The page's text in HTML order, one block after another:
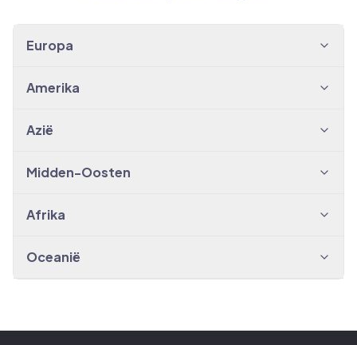
Europa
Amerika
Azië
Midden-Oosten
Afrika
Oceanië